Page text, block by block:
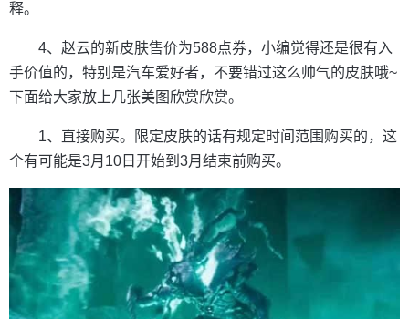
释。
4、赵云的新皮肤售价为588点券，小编觉得还是很有入
手价值的，特别是汽车爱好者，不要错过这么帅气的皮肤哦~
下面给大家放上几张美图欣赏欣赏。
1、直接购买。限定皮肤的话有规定时间范围购买的，这
个有可能是3月10日开始到3月结束前购买。